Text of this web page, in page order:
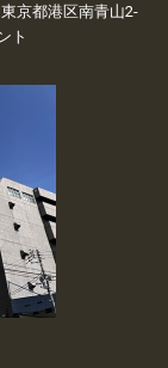
京都港区南青山2-
ト